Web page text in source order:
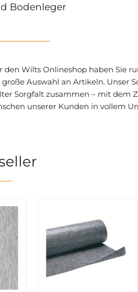
Bodenleger
den Wilts Onlineshop haben Sie
große Auswahl an Artikeln. Unser
Sorgfalt zusammen – mit dem
unserer Kunden in vollem